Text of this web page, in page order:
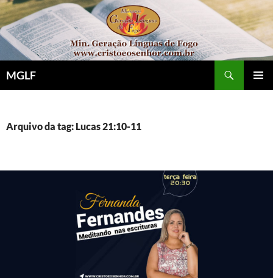
Pular
para
o
conteúdo
MGLF
Arquivo da tag: Lucas 21:10-11